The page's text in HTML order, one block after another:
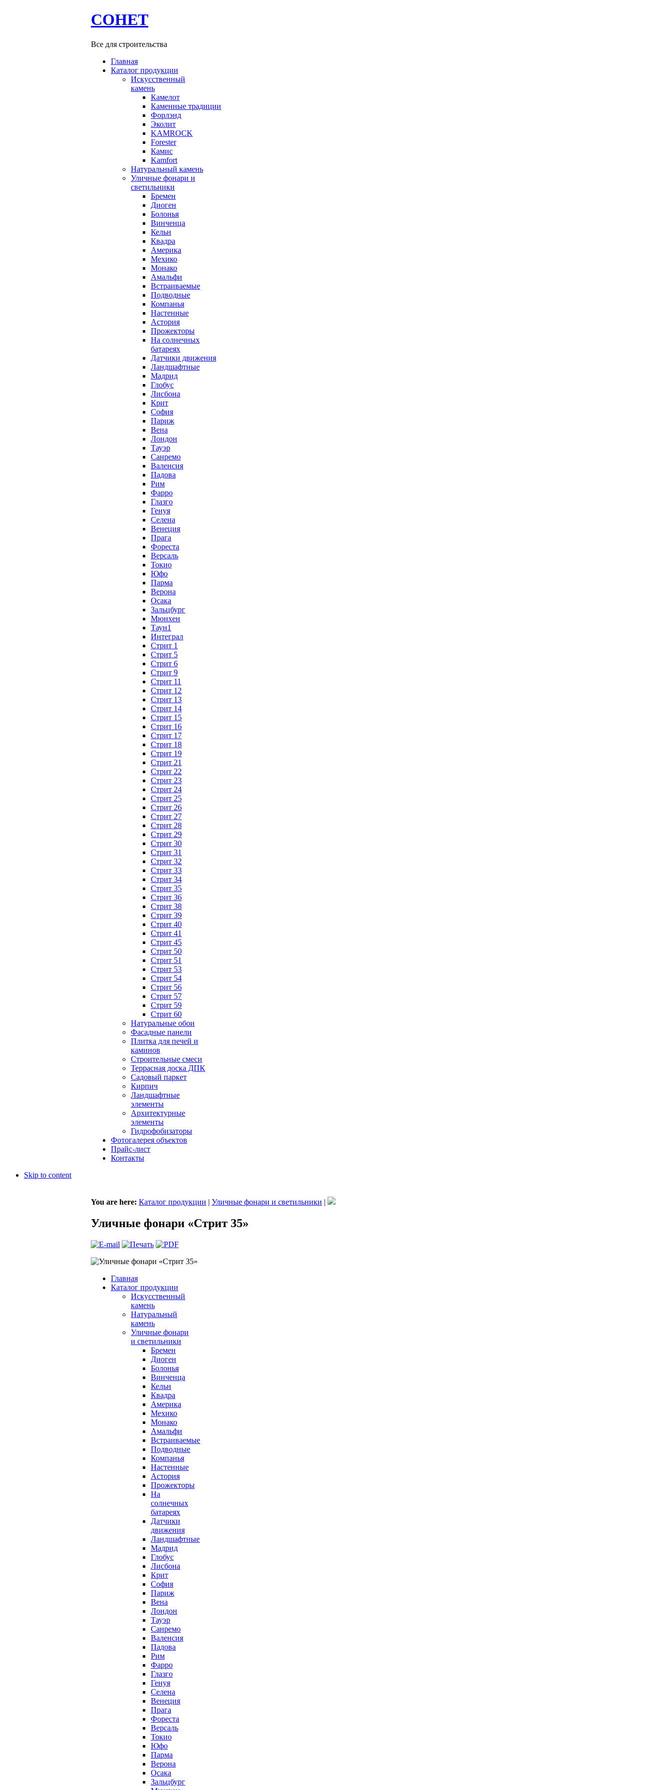
СОНЕТ
Все для строительства
Главная
Каталог продукции
Искусственный
камень
Камелот
Каменные традиции
Форлэнд
Эколит
KAMROCK
Forester
Камис
Kamfort
Натуральный камень
Уличные фонари и
светильники
Бремен
Диоген
Болонья
Винченца
Кельн
Квадра
Америка
Мехико
Монако
Амальфи
Встраиваемые
Подводные
Компанья
Настенные
Астория
Прожекторы
На солнечных
батареях
Датчики движения
Ландшафтные
Мадрид
Глобус
Лисбона
Крит
София
Париж
Вена
Лондон
Тауэр
Санремо
Валенсия
Падова
Рим
Фарро
Глазго
Генуя
Селена
Венеция
Прага
Фореста
Версаль
Токио
Юфо
Парма
Верона
Осака
Зальцбург
Мюнхен
Таун1
Интеграл
Стрит 1
Стрит 5
Стрит 6
Стрит 9
Стрит 11
Стрит 12
Стрит 13
Стрит 14
Стрит 15
Стрит 16
Стрит 17
Стрит 18
Стрит 19
Стрит 21
Стрит 22
Стрит 23
Стрит 24
Стрит 25
Стрит 26
Стрит 27
Стрит 28
Стрит 29
Стрит 30
Стрит 31
Стрит 32
Стрит 33
Стрит 34
Стрит 35
Стрит 36
Стрит 38
Стрит 39
Стрит 40
Стрит 41
Стрит 45
Стрит 50
Стрит 51
Стрит 53
Стрит 54
Стрит 56
Стрит 57
Стрит 59
Стрит 60
Натуральные обои
Фасадные панели
Плитка для печей и
каминов
Строительные смеси
Террасная доска ДПК
Садовый паркет
Кирпич
Ландшафтные
элементы
Архитектурные
элементы
Гидрофобизаторы
Фотогалерея объектов
Прайс-лист
Контакты
Skip to content
You are here: Каталог продукции | Уличные фонари и светильники |
Уличные фонари «Стрит 35»
Главная
Каталог продукции
Искусственный
камень
Натуральный
камень
Уличные фонари
и светильники
Бремен
Диоген
Болонья
Винченца
Кельн
Квадра
Америка
Мехико
Монако
Амальфи
Встраиваемые
Подводные
Компанья
Настенные
Астория
Прожекторы
На
солнечных
батареях
Датчики
движения
Ландшафтные
Мадрид
Глобус
Лисбона
Крит
София
Париж
Вена
Лондон
Тауэр
Санремо
Валенсия
Падова
Рим
Фарро
Глазго
Генуя
Селена
Венеция
Прага
Фореста
Версаль
Токио
Юфо
Парма
Верона
Осака
Зальцбург